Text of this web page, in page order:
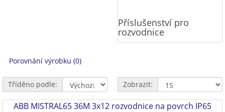
Příslušenství pro
rozvodnice
Porovnání výrobku (0)
Tříděno podle: Zobrazit:
ABB MISTRAL65 36M 3x12 rozvodnice na povrch IP65